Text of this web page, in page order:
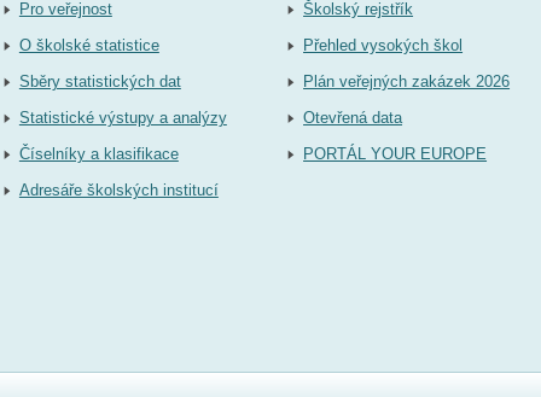
Pro veřejnost
O školské statistice
Sběry statistických dat
Statistické výstupy a analýzy
Číselníky a klasifikace
Adresáře školských institucí
Školský rejstřík
Přehled vysokých škol
Plán veřejných zakázek 2026
Otevřená data
PORTÁL YOUR EUROPE